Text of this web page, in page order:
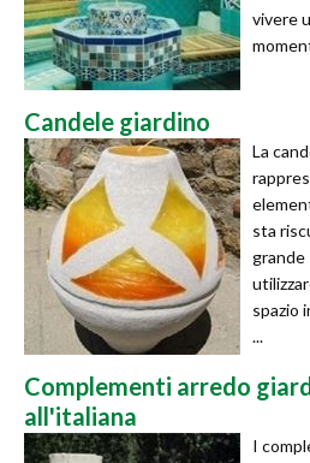
vivere
Candele giardino
La
sta
grande
spazio
...
Complementi arredo
all'italiana
I